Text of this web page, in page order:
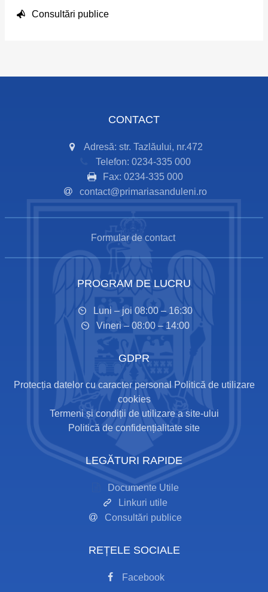
Consultări publice
CONTACT
Adresă: str. Tazlăului, nr.472
Telefon: 0234-335 000
Fax: 0234-335 000
contact@primariasanduleni.ro
Formular de contact
PROGRAM DE LUCRU
Luni – joi 08:00 – 16:30
Vineri – 08:00 – 14:00
GDPR
Protecția datelor cu caracter personal
Politică de utilizare
cookies
Termeni și condiții de utilizare a site-ului
Politică de confidențialitate site
LEGĂTURI RAPIDE
Documente Utile
Linkuri utile
Consultări publice
REȚELE SOCIALE
Facebook